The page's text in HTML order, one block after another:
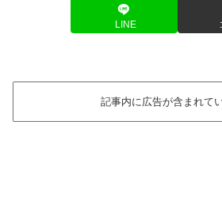
LINE
記事内に広告が含まれてい